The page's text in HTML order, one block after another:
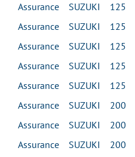
Assurance SUZUKI 125
Assurance SUZUKI 125
Assurance SUZUKI 125
Assurance SUZUKI 125
Assurance SUZUKI 125
Assurance SUZUKI 200
Assurance SUZUKI 200
Assurance SUZUKI 200